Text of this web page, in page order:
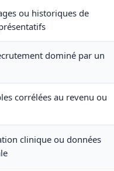
ou historiques de
dominé par un
corrélées au revenu ou
clinique ou données